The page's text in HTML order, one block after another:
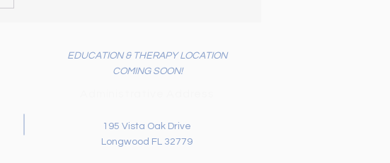
EDUCATION & THERAPY LOCATION
COMING SOON!
195 Vista Oak Drive
Longwood FL 32779